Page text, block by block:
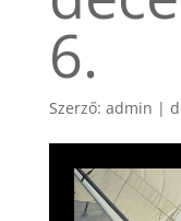
6.
Szerző: admin |